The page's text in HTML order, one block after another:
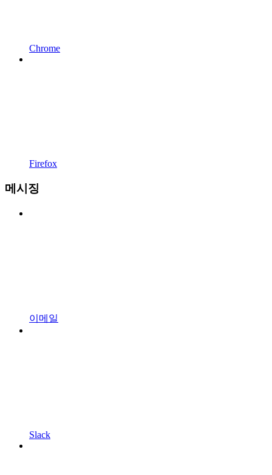
Chrome
Firefox
메시징
이메일
Slack